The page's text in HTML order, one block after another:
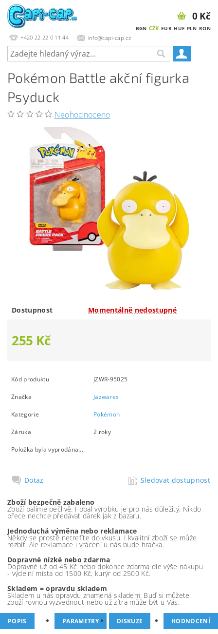
+420 22 22 0 11 44 info@capi-cap.cz
BGN CZK EUR HUF PLN RON
0 Kč
Pokémon Battle akční figurka
Psyduck
Neohodnoceno
Dostupnost Momentálně nedostupné
255 Kč
Kód produktu JZWR-95025
Značka Jazwares
Kategorie Pokémon
Záruka 2 roky
Položka byla vyprodána...
Dotaz Sledovat dostupnost
Zboží bezpečně zabaleno
Zboží balíme pečlivě. I obal výrobku je pro nás důležitý. Nikdo
přece nechce předávat dárek jak z bazaru.
Jednoduchá výměna nebo reklamace
Někdy se prostě netrefíte do vkusu. I kvalitní zboží se může
rozbít. Ale reklamace i vrácení u nás bude hračka.
Dopravné nízké nebo zdarma
Dopravné už od 45 Kč nebo dokonce zdarma dle výše nákupu
- výdejní místa od 1500 Kč, kurýr od 2500 Kč.
Skladem = opravdu skladem
Skladem u nás opravdu znamená skladem. Buď si můžete
zboží rovnou vyzvednout nebo už zítra může být u Vás.
POPIS PARAMETRY DISKUZE HODNOCENÍ